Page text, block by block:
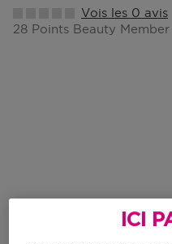
Vois les 0 avis
28 Points Beauty Member
ICI